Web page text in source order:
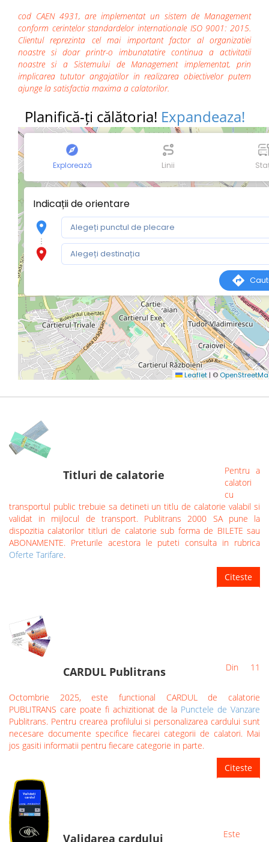
cod CAEN 4931, are implementat un sistem de Management
conform cerintelor standardelor internationale ISO 9001: 2015.
Clientul reprezinta cel mai important factor al organizatiei
noastre si doar printr-o imbunatatire continua a activitatii
noastre si a Sistemului de Management implementat, prin
implicarea tututor angajatilor in realizarea obiectivelor putem
ajunge la satisfactia maxima a calatorilor.
Planifică-ți călătoria! Expandeaza!
Titluri de calatorie
Pentru a
calatori
cu
transportul public trebuie sa detineti un titlu de calatorie valabil si
validat in mijlocul de transport. Publitrans 2000 SA pune la
dispozitia calatorilor titluri de calatorie sub forma de BILETE sau
ABONAMENTE. Preturile acestora le puteti consulta in rubrica
Oferte Tarifare.
Citeste
CARDUL Publitrans Din 11
Octombrie 2025, este functional CARDUL de calatorie
PUBLITRANS care poate fi achizitionat de la Punctele de Vanzare
Publitrans. Pentru crearea profilului si personalizarea cardului sunt
necesare documente specifice fiecarei categorii de calatori. Mai
jos gasiti informatii pentru fiecare categorie in parte.
Citeste
Validarea cardului Este